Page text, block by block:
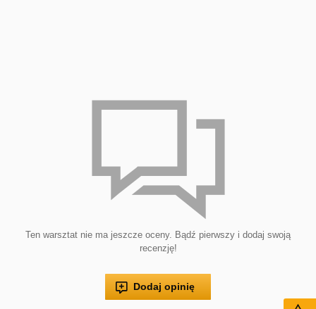
Ten warsztat nie ma jeszcze oceny. Bądź pierwszy i dodaj swoją
recenzję!
Dodaj opinię